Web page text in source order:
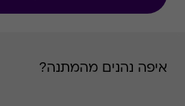
איפה נהנים מהמתנה?